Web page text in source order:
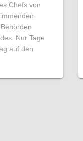
Chefs von
Nur Tage
auf den